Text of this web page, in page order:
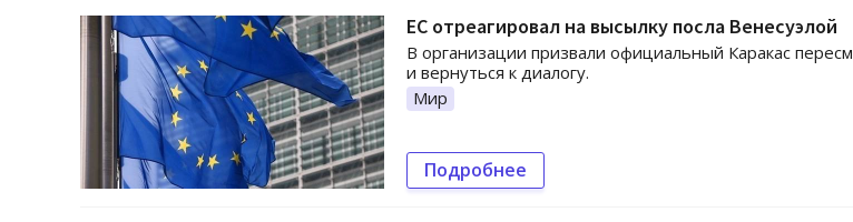
ЕС отреагировал на высылку посла Венесуэлой
В организации призвали официальный Каракас
и вернуться к диалогу.
Мир
Подробнее